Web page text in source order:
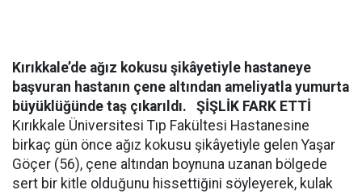
Kırıkkale’de ağız kokusu şikâyetiyle hastaneye
başvuran hastanın çene altından ameliyatla yumurta
büyüklüğünde taş çıkarıldı.
ŞİŞLİK FARK ETTİ
Kırıkkale Üniversitesi Tıp Fakültesi Hastanesine
birkaç gün önce ağız kokusu şikâyetiyle gelen Yaşar
Göçer (56), çene altından boynuna uzanan bölgede
sert bir kitle olduğunu hissettiğini söyleyerek, kulak